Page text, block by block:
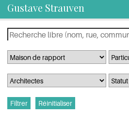
Gustave Strauven